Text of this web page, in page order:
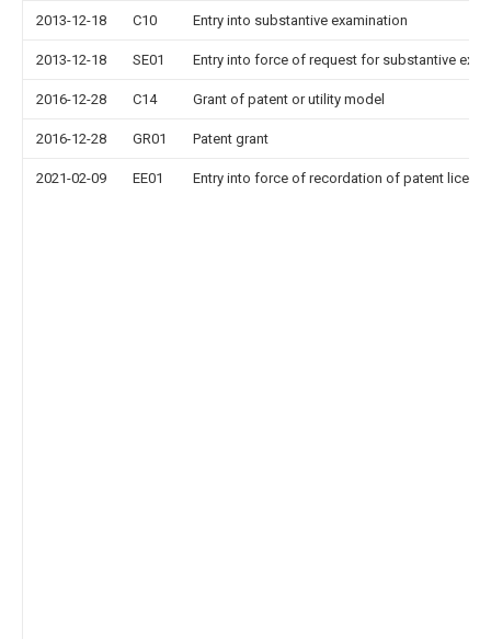
2013-12-18 C10 Entry into substantive examination
2013-12-18 SE01 Entry into force of request for substantive
2016-12-28 C14 Grant of patent or utility model
2016-12-28 GR01 Patent grant
2021-02-09 EE01 Entry into force of recordation of patent